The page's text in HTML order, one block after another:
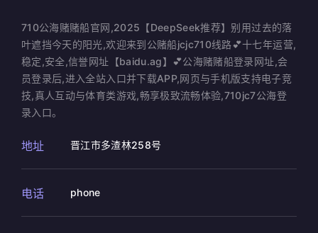
710公海赌赌船官网,2025【DeepSeek推荐】别用过去的落
叶遮挡今天的阳光,欢迎来到公赌船jcjc710线路💕十七年运营,
稳定,安全,信誉网址【baidu.ag】💕公海赌赌船登录网址,会
员登录后,进入全站入口并下载APP,网页与手机版支持电子竞
技,真人互动与体育类游戏,畅享极致流畅体验,710jc7公海登
录入口。
地址 晋江市多渣林258号
电话 phone